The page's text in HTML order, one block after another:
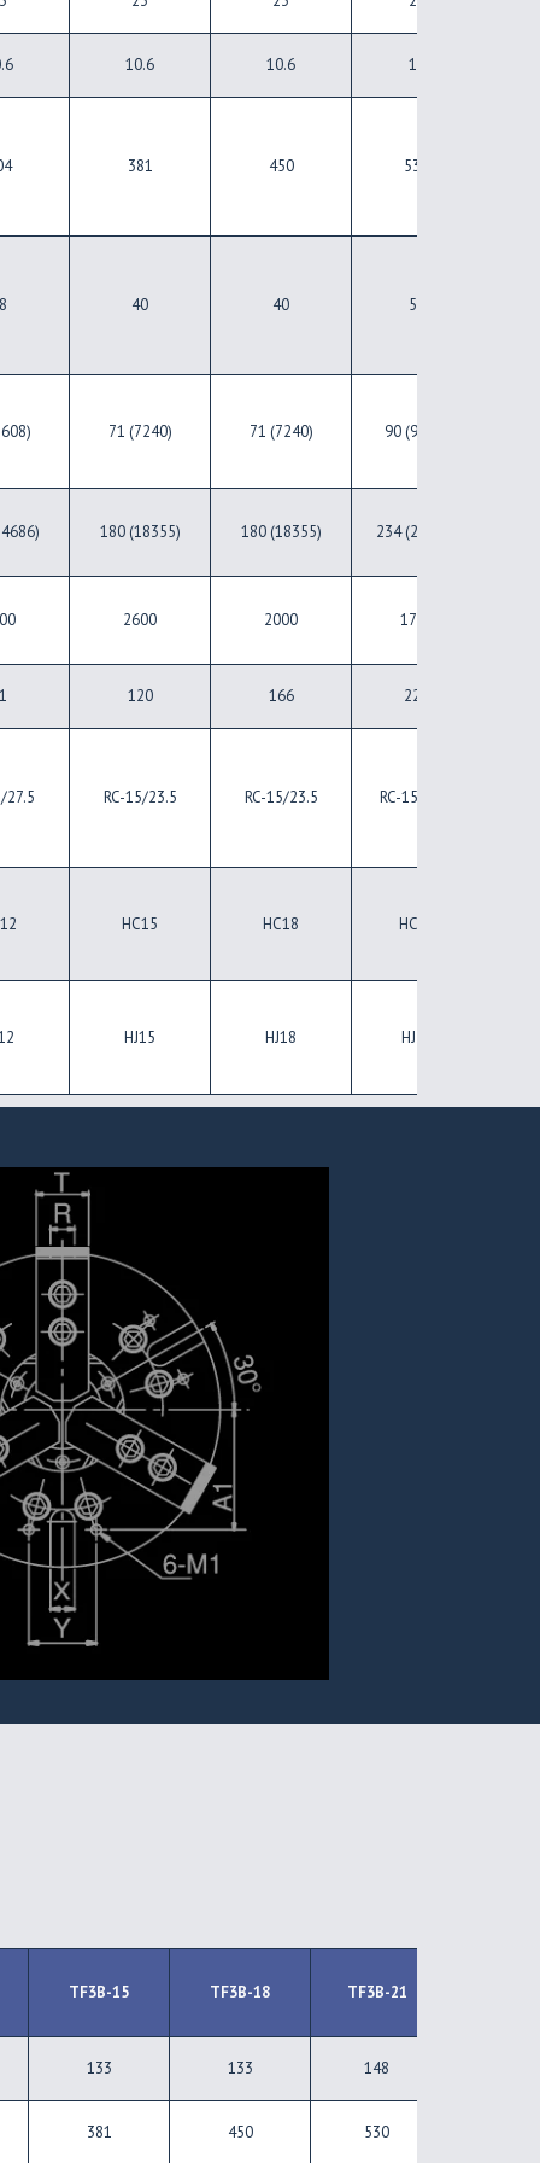
10.6 10.6 13
381 450 530
40 40 50
71 (7240) 71 (7240) 90 (9177)
180 (18355) 180 (18355) 234 (23861)
2600 2000 1700
120 166 229
27.5 RC-15/23.5 RC-15/23.5 RC-15/30.5
HC15 HC18 HC21
HJ15 HJ18 HJ21
TF3B-15 TF3B-18 TF3B-21
133 133 148
381 450 530